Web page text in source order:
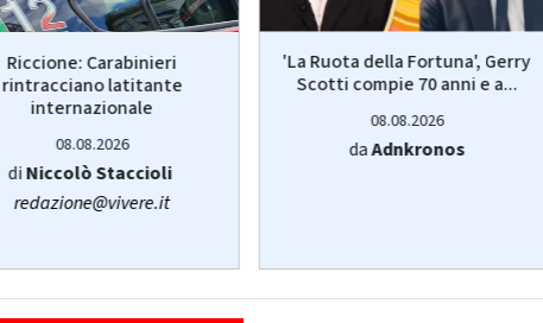
Riccione: Carabinieri
rintracciano latitante
internazionale
08.08.2026
diNiccolò Staccioli
redazione@vivere.it
'La Ruota della Fortuna', Gerry
Scotti compie 70 anni e a...
08.08.2026
daAdnkronos